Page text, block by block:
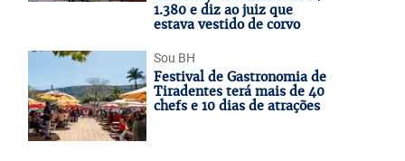
1.380 e diz ao juiz que
estava vestido de corvo
Sou BH
Festival de Gastronomia de
Tiradentes terá mais de 40
chefs e 10 dias de atrações